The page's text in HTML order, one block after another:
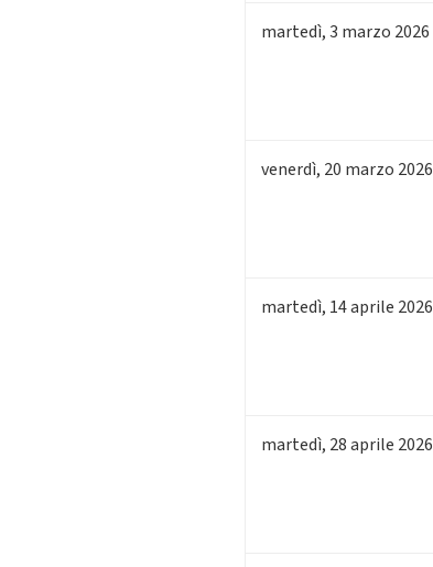
martedì,3 marzo 2026
venerdì, 20 marzo 2026
martedì, 14aprile 2026
martedì, 28aprile 2026